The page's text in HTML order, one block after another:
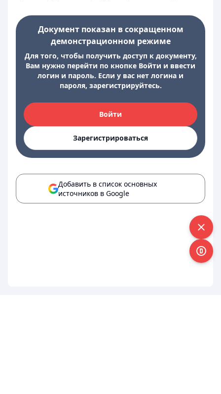
Документ показан в сокращенном
демонстрационном режиме
Для того, чтобы получить доступ к документу,
Вам нужно перейти по кнопке Войти и ввести
логин и пароль. Если у вас нет логина и
пароля, зарегистрируйтесь.
Войти
Зарегистрироваться
Добавить в список основных
источников в Google